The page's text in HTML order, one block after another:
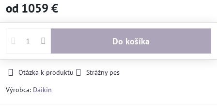
od 1059 €
Do košíka
Otázka k produktu
Strážny pes
Výrobca: Daikin